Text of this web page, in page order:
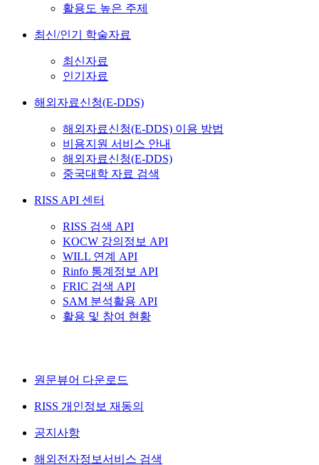
활용도 높은 주제
최신/인기 학술자료
최신자료
인기자료
해외자료신청(E-DDS)
해외자료신청(E-DDS) 이용 방법
비용지원 서비스 안내
해외자료신청(E-DDS)
중국대학 자료 검색
RISS API 센터
RISS 검색 API
KOCW 강의정보 API
WILL 연계 API
Rinfo 통계정보 API
FRIC 검색 API
SAM 분석활용 API
활용 및 참여 현황
원문뷰어 다운로드
RISS 개인정보 재동의
공지사항
해외전자정보서비스 검색